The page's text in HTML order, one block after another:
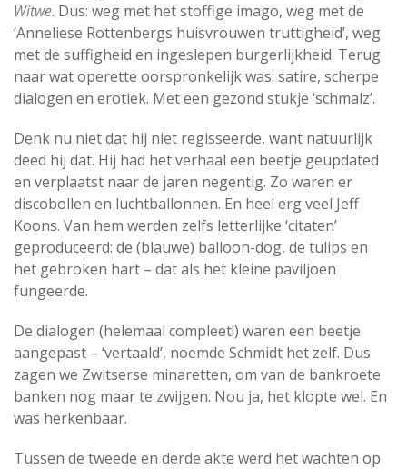
Witwe. Dus: weg met het stoffige imago, weg met de
‘Anneliese Rottenbergs huisvrouwen truttigheid’, weg
met de suffigheid en ingeslepen burgerlijkheid. Terug
naar wat operette oorspronkelijk was: satire, scherpe
dialogen en erotiek. Met een gezond stukje ‘schmalz’.
Denk nu niet dat hij niet regisseerde, want natuurlijk
deed hij dat. Hij had het verhaal een beetje geupdated
en verplaatst naar de jaren negentig. Zo waren er
discobollen en luchtballonnen. En heel erg veel Jeff
Koons. Van hem werden zelfs letterlijke ‘citaten’
geproduceerd: de (blauwe) balloon-dog, de tulips en
het gebroken hart – dat als het kleine paviljoen
fungeerde.
De dialogen (helemaal compleet!) waren een beetje
aangepast – ‘vertaald’, noemde Schmidt het zelf. Dus
zagen we Zwitserse minaretten, om van de bankroete
banken nog maar te zwijgen. Nou ja, het klopte wel. En
was herkenbaar.
Tussen de tweede en derde akte werd het wachten op